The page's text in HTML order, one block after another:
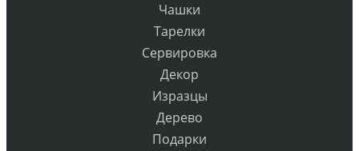
Чашки
Тарелки
Сервировка
Декор
Изразцы
Дерево
Подарки